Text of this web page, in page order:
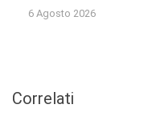
6 Agosto 2026
Correlati